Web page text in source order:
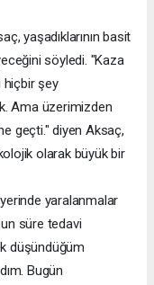
yaşadıklarının basit
söyledi. "Kaza
hiçbir şey
Ama üzerimizden
geçti." diyen Aksaç,
olarak büyük bir
yaralanmalar
süre tedavi
düşündüğüm
Bugün